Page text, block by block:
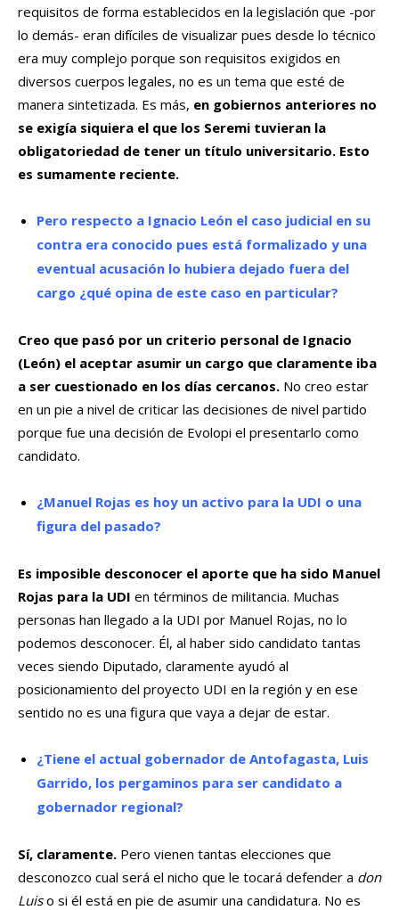
requisitos de forma establecidos en la legislación que -por
lo demás- eran difíciles de visualizar pues desde lo técnico
era muy complejo porque son requisitos exigidos en
diversos cuerpos legales, no es un tema que esté de
manera sintetizada. Es más, en gobiernos anteriores no
se exigía siquiera el que los Seremi tuvieran la
obligatoriedad de tener un título universitario. Esto
es sumamente reciente.
Pero respecto a Ignacio León el caso judicial en su
contra era conocido pues está formalizado y una
eventual acusación lo hubiera dejado fuera del
cargo ¿qué opina de este caso en particular?
Creo que pasó por un criterio personal de Ignacio
(León) el aceptar asumir un cargo que claramente iba
a ser cuestionado en los días cercanos. No creo estar
en un pie a nivel de criticar las decisiones de nivel partido
porque fue una decisión de Evolopi el presentarlo como
candidato.
¿Manuel Rojas es hoy un activo para la UDI o una
figura del pasado?
Es imposible desconocer el aporte que ha sido Manuel
Rojas para la UDI en términos de militancia. Muchas
personas han llegado a la UDI por Manuel Rojas, no lo
podemos desconocer. Él, al haber sido candidato tantas
veces siendo Diputado, claramente ayudó al
posicionamiento del proyecto UDI en la región y en ese
sentido no es una figura que vaya a dejar de estar.
¿Tiene el actual gobernador de Antofagasta, Luis
Garrido, los pergaminos para ser candidato a
gobernador regional?
Sí, claramente. Pero vienen tantas elecciones que
desconozco cual será el nicho que le tocará defender a don
Luiso si él está en pie de asumir una candidatura. No es